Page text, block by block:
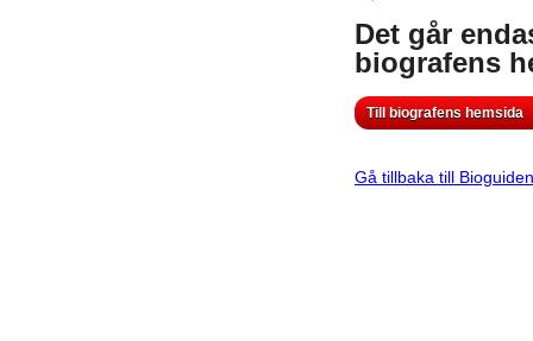
Det går
biografens
Till biografens hemsida
Gå tillbaka till Bioguiden